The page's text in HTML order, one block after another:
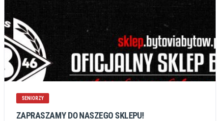
SENIORZY
ZAPRASZAMY DO NASZEGO SKLEPU!